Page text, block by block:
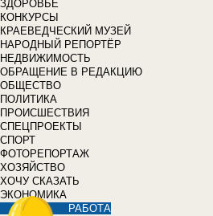
ЗДОРОВЬЕ
КОНКУРСЫ
КРАЕВЕДЧЕСКИЙ МУЗЕЙ
НАРОДНЫЙ РЕПОРТЁР
НЕДВИЖИМОСТЬ
ОБРАЩЕНИЕ В РЕДАКЦИЮ
ОБЩЕСТВО
ПОЛИТИКА
ПРОИСШЕСТВИЯ
СПЕЦПРОЕКТЫ
СПОРТ
ФОТОРЕПОРТАЖ
ХОЗЯЙСТВО
ХОЧУ СКАЗАТЬ
ЭКОНОМИКА
РАБОТА